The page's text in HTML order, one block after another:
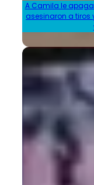
A Camila le
asesinaron a tiros